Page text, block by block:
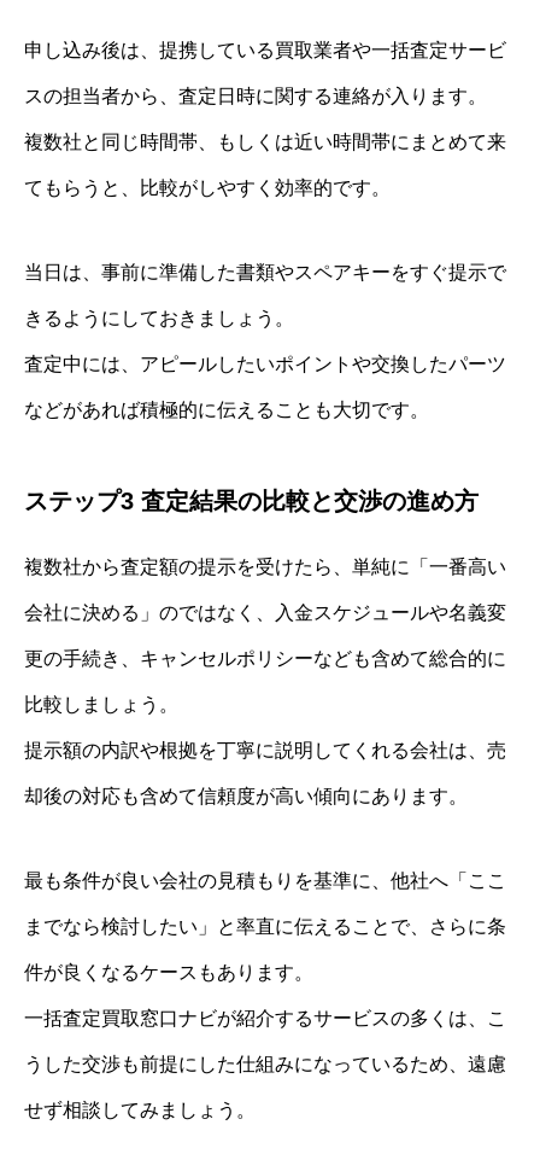
申し込み後は、提携している買取業者や一括査定サービ
スの担当者から、査定日時に関する連絡が入ります。
複数社と同じ時間帯、もしくは近い時間帯にまとめて来
てもらうと、比較がしやすく効率的です。
当日は、事前に準備した書類やスペアキーをすぐ提示で
きるようにしておきましょう。
査定中には、アピールしたいポイントや交換したパーツ
などがあれば積極的に伝えることも大切です。
ステップ3 査定結果の比較と交渉の進め方
複数社から査定額の提示を受けたら、単純に「一番高い
会社に決める」のではなく、入金スケジュールや名義変
更の手続き、キャンセルポリシーなども含めて総合的に
比較しましょう。
提示額の内訳や根拠を丁寧に説明してくれる会社は、売
却後の対応も含めて信頼度が高い傾向にあります。
最も条件が良い会社の見積もりを基準に、他社へ「ここ
までなら検討したい」と率直に伝えることで、さらに条
件が良くなるケースもあります。
一括査定買取窓口ナビが紹介するサービスの多くは、こ
うした交渉も前提にした仕組みになっているため、遠慮
せず相談してみましょう。